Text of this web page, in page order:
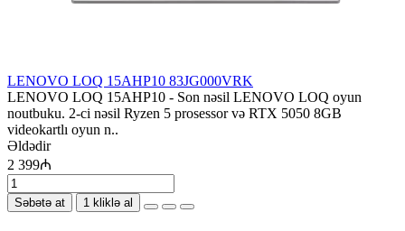
LENOVO LOQ 15AHP10 83JG000VRK
LENOVO LOQ 15AHP10 - Son nəsil LENOVO LOQ oyun
noutbuku. 2-ci nəsil Ryzen 5 prosessor və RTX 5050 8GB
videokartlı oyun n..
Əldədir
2 399₼
Səbətə at 1 kliklə al